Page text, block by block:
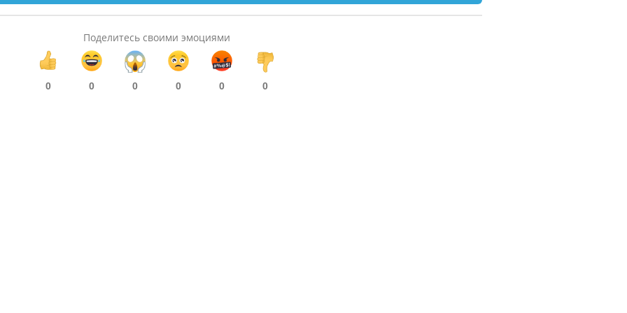
Поделитесь своими эмоциями
0 0 0 0 0 0